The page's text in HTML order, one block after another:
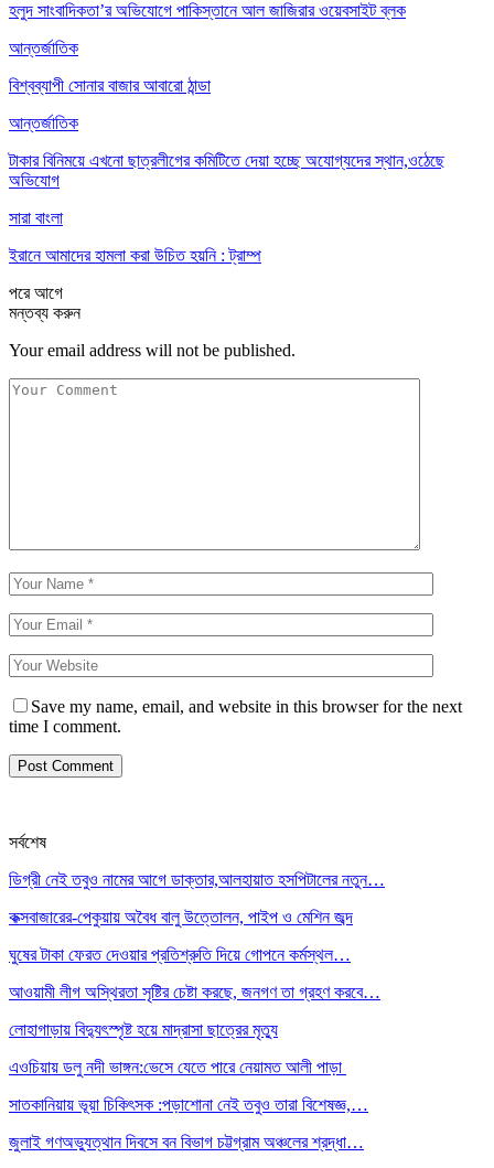
হলুদ সাংবাদিকতা’র অভিযোগে পাকিস্তানে আল জাজিরার ওয়েবসাইট ব্লক
আন্তর্জাতিক
বিশ্বব্যাপী সোনার বাজার আবারো ঠান্ডা
আন্তর্জাতিক
টাকার বিনিময়ে এখনো ছাত্রলীগের কমিটিতে দেয়া হচ্ছে অযোগ্যদের স্থান,ওঠেছে
অভিযোগ
সারা বাংলা
ইরানে আমাদের হামলা করা উচিত হয়নি : ট্রাম্প
পরেআগে
মন্তব্য করুন
Your email address will not be published.
Save my name, email, and website in this browser for the next
time I comment.
সর্বশেষ
ডিগ্রী নেই তবুও নামের আগে ডাক্তার,আলহায়াত হসপিটালের নতুন…
কক্সবাজারের-পেকুয়ায় অবৈধ বালু উত্তোলন, পাইপ ও মেশিন জব্দ
ঘুষের টাকা ফেরত দেওয়ার প্রতিশ্রুতি দিয়ে গোপনে কর্মস্থল…
আওয়ামী লীগ অস্থিরতা সৃষ্টির চেষ্টা করছে, জনগণ তা গ্রহণ করবে…
লোহাগাড়ায় বিদ্যুৎস্পৃষ্ট হয়ে মাদ্রাসা ছাত্রের মৃত্যু
এওচিয়ায় ডলু নদী ভাঙ্গন:ভেসে যেতে পারে নেয়ামত আলী পাড়া
সাতকানিয়ায় ভূয়া চিকিৎসক :পড়াশোনা নেই তবুও তারা বিশেষজ্ঞ,…
জুলাই গণঅভ্যুত্থান দিবসে বন বিভাগ চট্টগ্রাম অঞ্চলের শ্রদ্ধা…